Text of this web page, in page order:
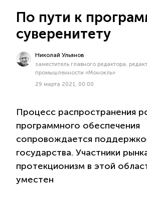
По пути к
суверенитету
Николай Ульянов
заместитель главного редактора,
промышленности «Монокль»
29 марта 2021, 00:00
Процесс распространения
программного обеспечения
сопровождается
государства. Участники
протекционизм в этой
уместен